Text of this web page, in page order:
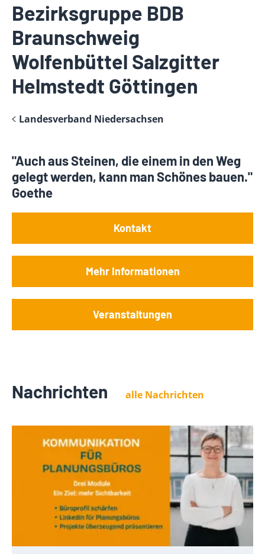
Bezirksgruppe BDB
Braunschweig
Wolfenbüttel Salzgitter
Helmstedt Göttingen
Landesverband Niedersachsen
"Auch aus Steinen, die einem in den Weg
gelegt werden, kann man Schönes bauen."
Goethe
Veranstaltungen
Mehr Informationen
Kontakt
Nachrichten alle Nachrichten